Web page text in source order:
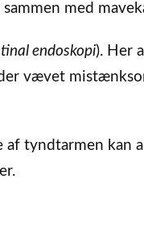
med
endoskopi). Her
vævet
af tyndtarmen kan